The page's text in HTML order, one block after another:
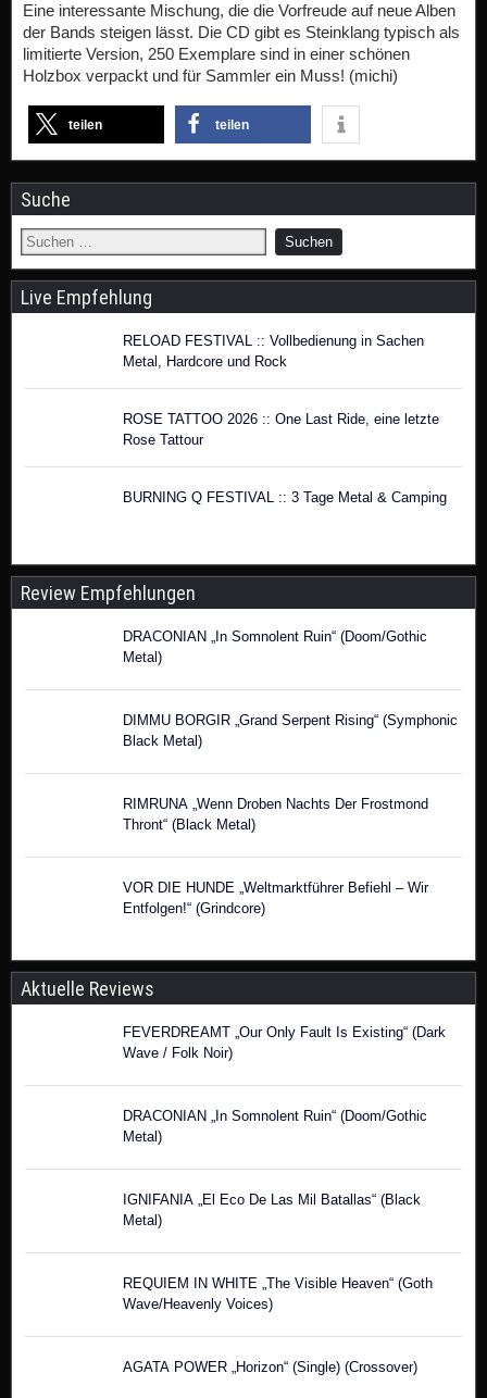
Eine interessante Mischung, die die Vorfreude auf neue Alben
der Bands steigen lässt. Die CD gibt es Steinklang typisch als
limitierte Version, 250 Exemplare sind in einer schönen
Holzbox verpackt und für Sammler ein Muss! (michi)
teilen teilen
Suche
Live Empfehlung
RELOAD FESTIVAL :: Vollbedienung in Sachen
Metal, Hardcore und Rock
ROSE TATTOO 2026 :: One Last Ride, eine letzte
Rose Tattour
BURNING Q FESTIVAL :: 3 Tage Metal & Camping
Review Empfehlungen
DRACONIAN „In Somnolent Ruin“ (Doom/Gothic
Metal)
DIMMU BORGIR „Grand Serpent Rising“ (Symphonic
Black Metal)
RIMRUNA „Wenn Droben Nachts Der Frostmond
Thront“ (Black Metal)
VOR DIE HUNDE „Weltmarktführer Befiehl – Wir
Entfolgen!“ (Grindcore)
Aktuelle Reviews
FEVERDREAMT „Our Only Fault Is Existing“ (Dark
Wave / Folk Noir)
DRACONIAN „In Somnolent Ruin“ (Doom/Gothic
Metal)
IGNIFANIA „El Eco De Las Mil Batallas“ (Black
Metal)
REQUIEM IN WHITE „The Visible Heaven“ (Goth
Wave/Heavenly Voices)
AGATA POWER „Horizon“ (Single) (Crossover)